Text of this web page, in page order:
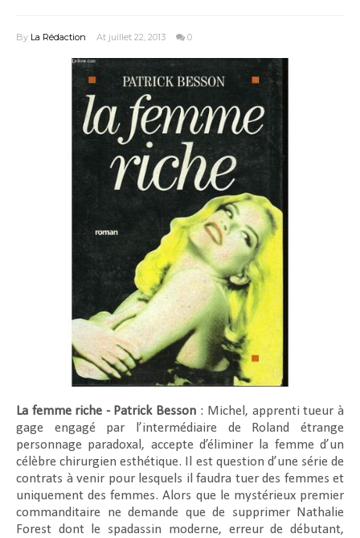
By La Rédaction At juillet 22, 2013 0
La femme riche - Patrick Besson : Michel, apprenti tueur à
gage engagé par l’intermédiaire de Roland étrange
personnage paradoxal, accepte d’éliminer la femme d’un
célèbre chirurgien esthétique. Il est question d’une série de
contrats à venir pour lesquels il faudra tuer des femmes et
uniquement des femmes. Alors que le mystérieux premier
commanditaire ne demande que de supprimer Nathalie
Forest dont le spadassin moderne, erreur de débutant,